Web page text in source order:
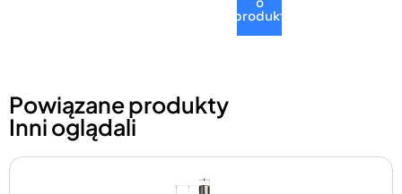
produkt
Powiązane produkty
Inni oglądali